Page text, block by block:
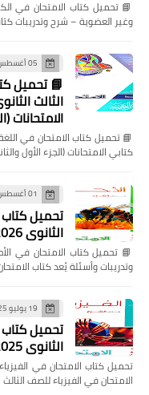
وغير العضوية – شرح وتدريبات
05 أغسطس 2025
📘 تحميل
الامتحانات
كتابي الامتحانات (الجزء الأول
01 أغسطس 2025
تحميل كتاب
الثانوي 2026
وتدريبات وأسئلة يُعد كتاب
19 يوليو 2025
تحميل كتاب
الثانوي 2025 - 2026
الامتحان في الفيزياء للصف الثالث